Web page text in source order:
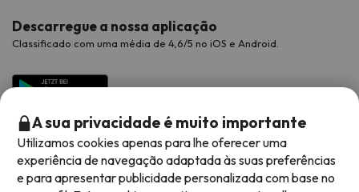
Descarregue a nossa aplicação
Classificado com uma média de 4,6/5 no iOS e Android.
A sua privacidade é muito importante
Utilizamos cookies apenas para lhe oferecer uma
experiência de navegação adaptada às suas preferências
e para apresentar publicidade personalizada com base no